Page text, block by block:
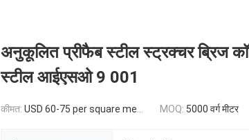
अनुकूलित प्रीफैब स्टील स्ट्रक्चर ब्रिज
स्टील आईएसओ 9 001
कीमत: USD 60-75 per square meter MOQ: 5000 वर्ग मीटर